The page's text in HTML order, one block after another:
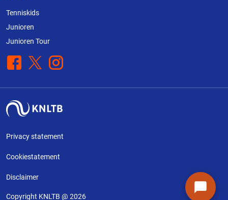
Tenniskids
Junioren
Junioren Tour
Facebook
X Instagram
Privacy statement
Cookiestatement
Disclaimer
Copyright KNLTB @ 2026